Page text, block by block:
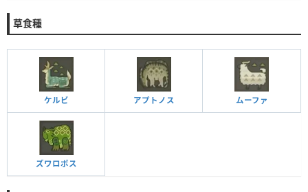
草食種
ケルビ アプトノス ムーファ
ズワロポス